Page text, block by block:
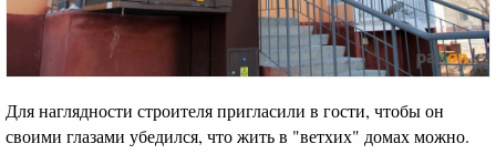
Для наглядности строителя пригласили в гости, чтобы он
своими глазами убедился, что жить в "ветхих" домах можно.